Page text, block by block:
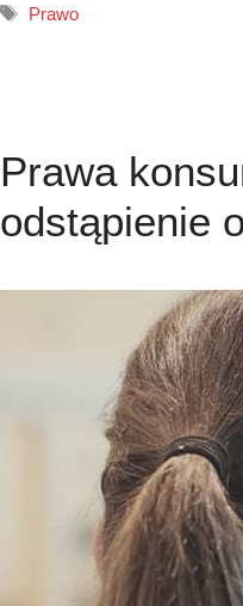
Tagi
Prawo
Prawa
odstąpienie